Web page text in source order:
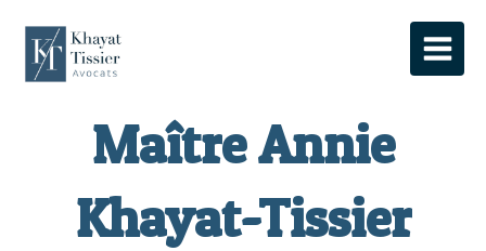
Maître Annie
Khayat-Tissier